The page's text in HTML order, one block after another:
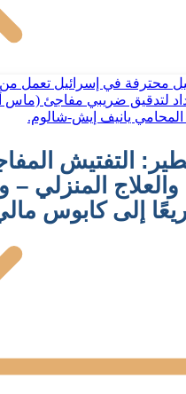
التفتيش
والعلاج المنزلي
إلى كابوس